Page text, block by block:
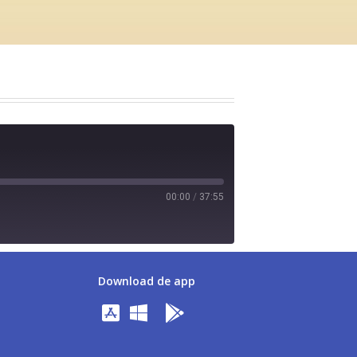
00:00 / 37:55
Download de app